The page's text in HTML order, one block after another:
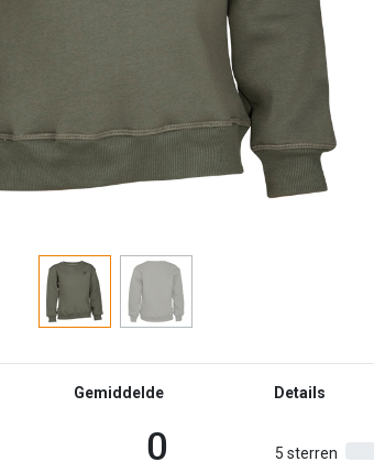
Gemiddelde
0
Details
5 sterren